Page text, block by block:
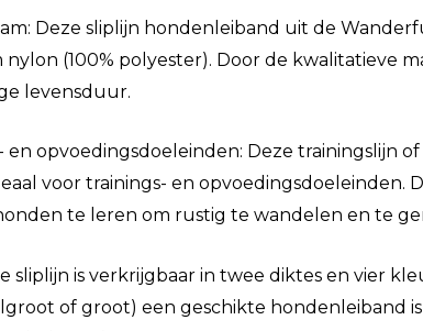
Deze sliplijn hondenleiband uit de
(100% polyester). Door de kwalitatieve
levensduur.
en opvoedingsdoeleinden: Deze trainingslijn
voor trainings- en opvoedingsdoeleinden.
te leren om rustig te wandelen en te
sliplijn is verkrijgbaar in twee diktes en vier
of groot) een geschikte hondenleiband